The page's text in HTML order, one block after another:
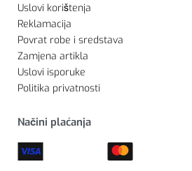
Uslovi korištenja
Reklamacija
Povrat robe i sredstava
Zamjena artikla
Uslovi isporuke
Politika privatnosti
Načini plaćanja